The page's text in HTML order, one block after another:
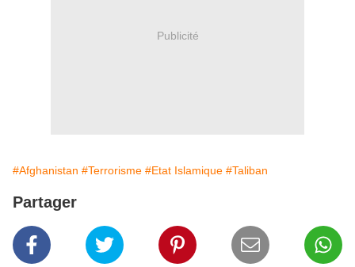
Publicité
#Afghanistan #Terrorisme #Etat Islamique #Taliban
Partager